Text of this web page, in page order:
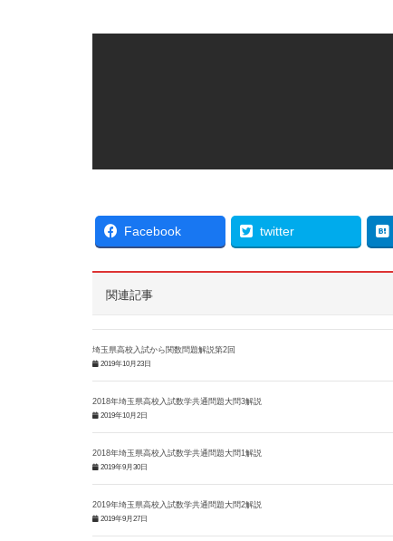
Facebook twitter
関連記事
埼玉県高校入試から関数問題解説第2回
2019年10月23日
2018年埼玉県高校入試数学共通問題大問3解説
2019年10月2日
2018年埼玉県高校入試数学共通問題大問1解説
2019年9月30日
2019年埼玉県高校入試数学共通問題大問2解説
2019年9月27日